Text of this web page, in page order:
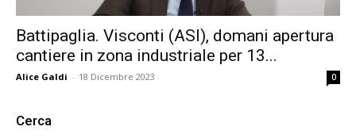
Battipaglia. Visconti (ASI), domani apertura
cantiere in zona industriale per 13...
Alice Galdi - 18 Dicembre 2023 0
Cerca